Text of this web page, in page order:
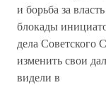
и борьба за
блокады
дела Советского
изменить свои
видели в